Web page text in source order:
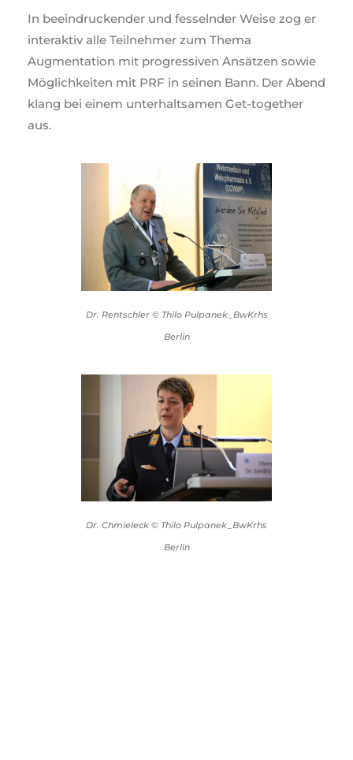
In beeindruckender und fesselnder Weise zog er
interaktiv alle Teilnehmer zum Thema
Augmentation mit progressiven Ansätzen sowie
Möglichkeiten mit PRF in seinen Bann. Der Abend
klang bei einem unterhaltsamen Get-together
aus.
Dr. Rentschler © Thilo Pulpanek_BwKrhs
Berlin
Dr. Chmieleck © Thilo Pulpanek_BwKrhs
Berlin